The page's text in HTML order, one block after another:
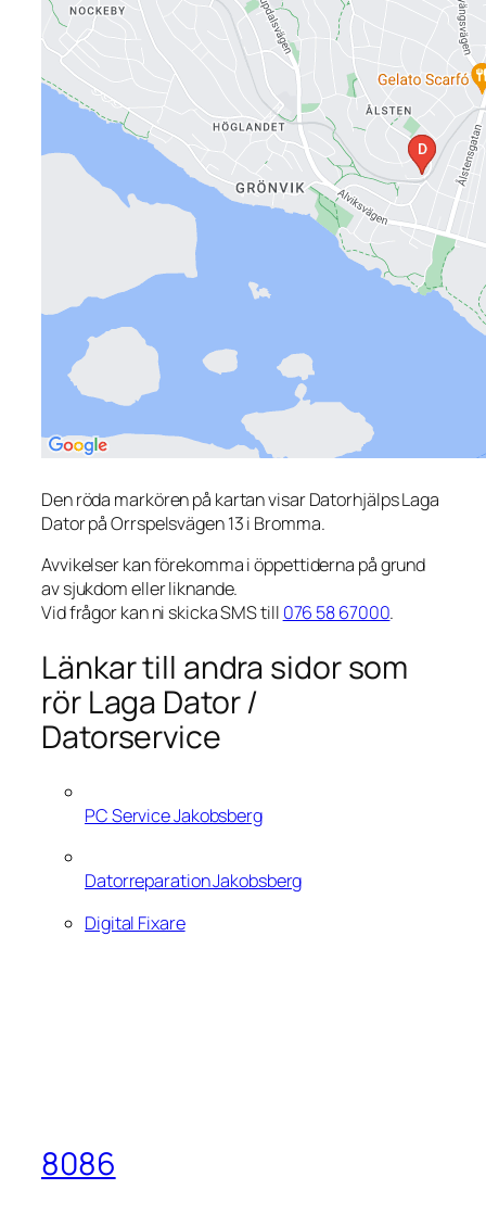
Den röda markören på kartan visar Datorhjälps Laga
Dator på Orrspelsvägen 13 i Bromma.
Avvikelser kan förekomma i öppettiderna på grund
av sjukdom eller liknande.
Vid frågor kan ni skicka SMS till 076 58 67000.
Länkar till andra sidor som
rör Laga Dator /
Datorservice
PC Service Jakobsberg
Datorreparation Jakobsberg
Digital Fixare
8086